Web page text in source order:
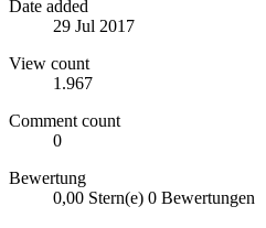
Date added
29 Jul 2017
View count
1.967
Comment count
0
Bewertung
0,00 Stern(e) 0 Bewertungen